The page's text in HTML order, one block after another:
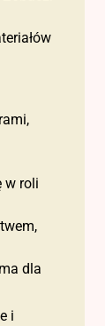
w roli
dla
i